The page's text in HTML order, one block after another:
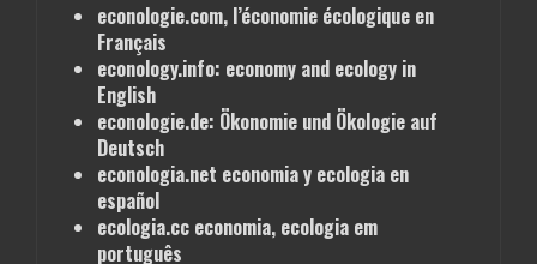
econologie.com, l’économie écologique en
Français
econology.info: economy and ecology in
English
econologie.de: Ökonomie und Ökologie auf
Deutsch
econologia.net economia y ecologia en
español
ecologia.cc economia, ecologia em
português